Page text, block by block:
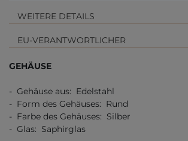
WEITERE DETAILS
EU-VERANTWORTLICHER
GEHÄUSE
- Gehäuse aus: Edelstahl
- Form des Gehäuses: Rund
- Farbe des Gehäuses: Silber
- Glas: Saphirglas